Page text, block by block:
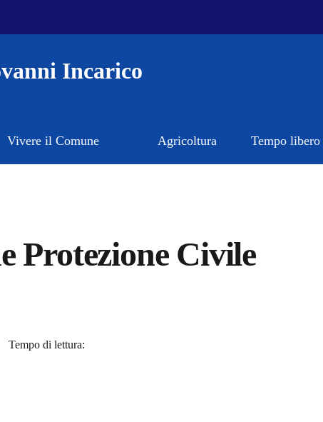
Incarico
Vivere il Comune Agricoltura Tempo libero
Protezione Civile
Tempo di lettura: